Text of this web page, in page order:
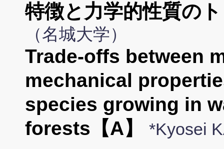
特徴と力学的性質の
（名城大学）
Trade-offs between
mechanical
species growing in
forests【A】
*Kyosei